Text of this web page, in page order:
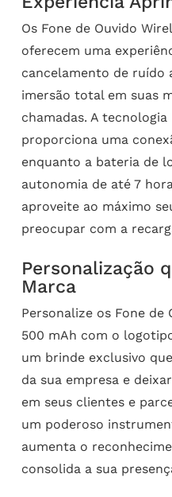
Os Fone de Ouvido
oferecem uma
cancelamento de ruído
imersão total em suas
chamadas. A
proporciona uma
enquanto a bateria de
autonomia de até 7
aproveite ao máximo
preocupar com a
Personalização
Marca
Personalize os Fone de
500 mAh com o
um brinde exclusivo
da sua empresa e
em seus clientes e
um poderoso
aumenta o
consolida a sua